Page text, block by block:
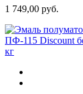
1 749,00 руб.